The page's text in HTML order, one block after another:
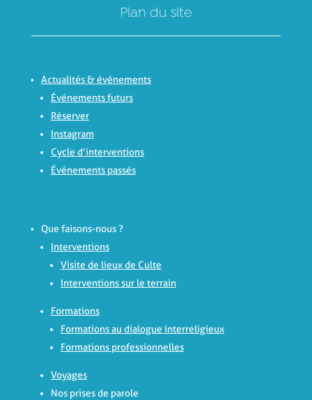
Plan du site
Actualités & événements
Événements futurs
Réserver
Instagram
Cycle d’interventions
Événements passés
Que faisons-nous ?
Interventions
Visite de lieux de Culte
Interventions sur le terrain
Formations
Formations au dialogue interreligieux
Formations professionnelles
Voyages
Nos prises de parole